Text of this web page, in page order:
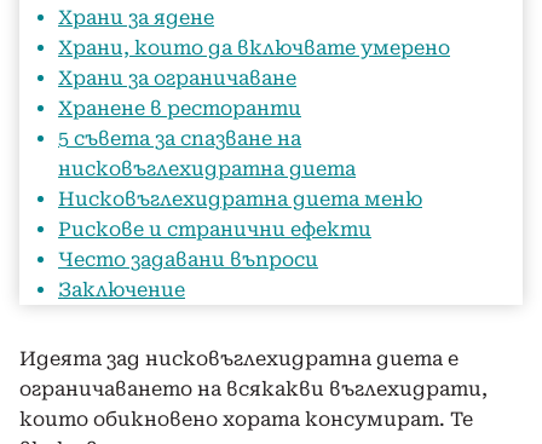
Храни за ядене
Храни, които да включвате умерено
Храни за ограничаване
Хранене в ресторанти
5 съвета за спазване на
нисковъглехидратна диета
Нисковъглехидратна диета меню
Рискове и странични ефекти
Често задавани въпроси
Заключение
Идеята зад нисковъглехидратна диета е
ограничаването на всякакви въглехидрати,
които обикновено хората консумират. Те